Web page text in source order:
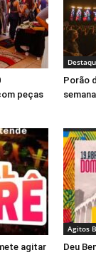
peças
Porão
agitar
Agitos
Deu